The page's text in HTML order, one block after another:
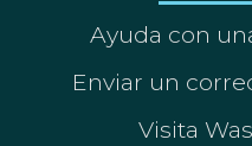
Ayuda con
Enviar un
Visita